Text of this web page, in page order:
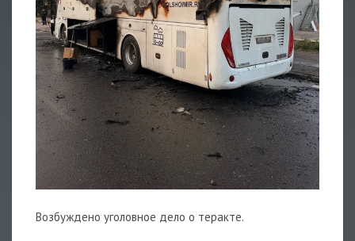
Возбуждено уголовное дело о теракте.